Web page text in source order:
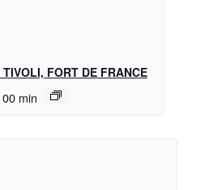
TIVOLI, FORT DE FRANCE
min